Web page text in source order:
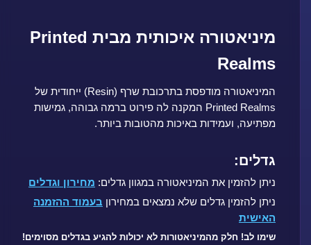
מיניאטורה איכותית מבית Printed
Realms
המיניאטורה מודפסת בתרכובת שרף (Resin) ייחודית של
Printed Realms המקנה לה פירוט ברמה גבוהה, גמישות
מפתיעה, ועמידות באיכות מהטובות ביותר.
גדלים:
ניתן להזמין את המיניאטורה במגוון גדלים: מחירון וגדלים
ניתן להזמין גדלים שלא נמצאים במחירון בעמוד ההזמנה
האישית
שימו לב! חלק מהמיניאטורות לא יכולות להגיע בגדלים מסוימים!